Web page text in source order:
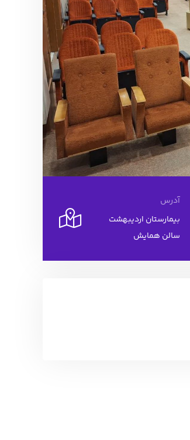
آدرس
بیمارستان اردیبهشت
سالن همایش